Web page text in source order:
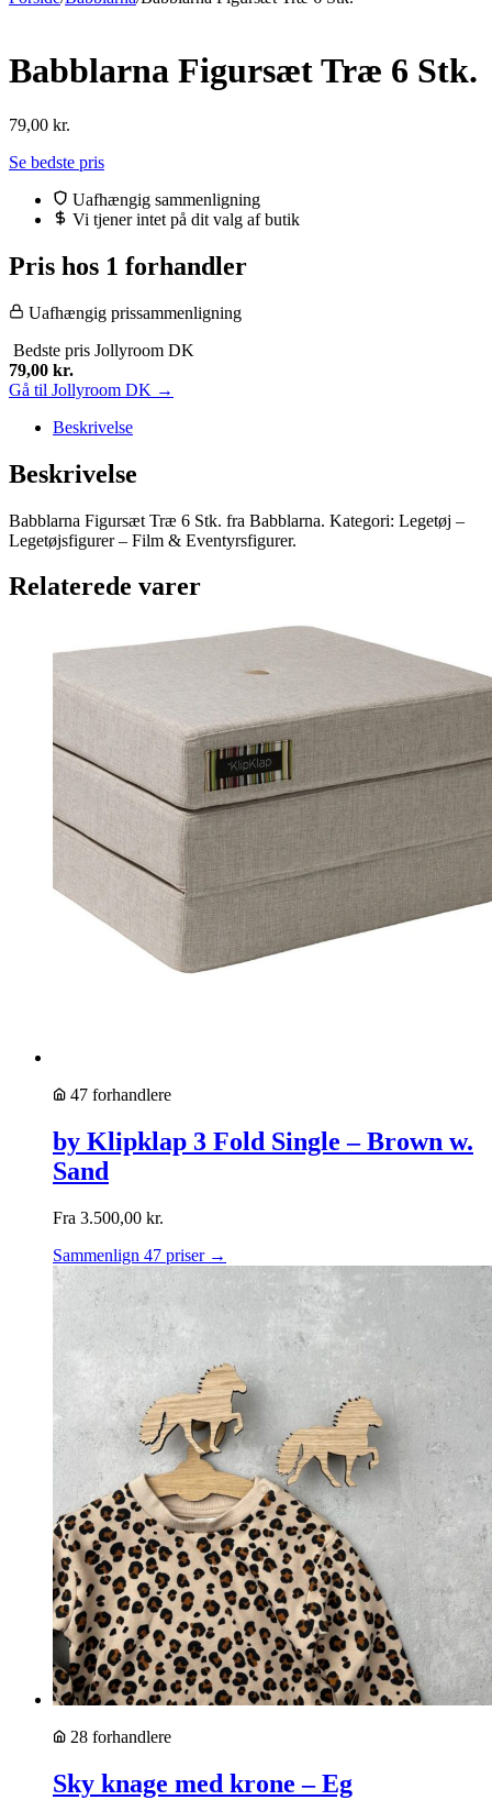
Babblarna Figursæt Træ 6 Stk.
79,00 kr.
Se bedste pris
Uafhængig sammenligning
Vi tjener intet på dit valg af butik
Pris hos 1 forhandler
Uafhængig prissammenligning
Bedste pris Jollyroom DK
79,00 kr.
Gå til Jollyroom DK →
Beskrivelse
Beskrivelse
Babblarna Figursæt Træ 6 Stk. fra Babblarna. Kategori: Legetøj –
Legetøjsfigurer – Film & Eventyrsfigurer.
Relaterede varer
47 forhandlere
by Klipklap 3 Fold Single – Brown w.
Sand
Fra 3.500,00 kr.
Sammenlign 47 priser →
28 forhandlere
Sky knage med krone – Eg